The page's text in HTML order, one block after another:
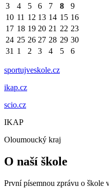
3
4 5 6 7 8
9
10 11 12 13 14 15 16
17 18 19 20 21 22 23
24 25 26 27 28 29 30
31 1 2 3 4 5 6
sportujveskole.cz
ikap.cz
scio.cz
IKAP
Oloumoucký kraj
O naší škole
První písemnou zprávu o škole